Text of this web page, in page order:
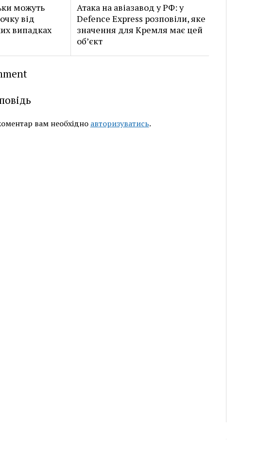
можуть
від
випадках
Атака на авіазавод у РФ: у
Defence Express розповіли, яке
значення для Кремля має цей
об’єкт
вам необхідно авторизуватись.